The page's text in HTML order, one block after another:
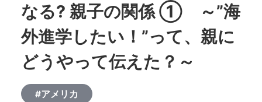
なる? 親子の関係 ① ～”海
外進学したい！”って、親に
どうやって伝えた？～
#アメリカ